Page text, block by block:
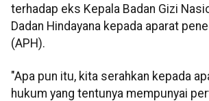
terhadap eks Kepala Badan Gizi
Dadan Hindayana kepada aparat
(APH).
"Apa pun itu, kita serahkan kepada
hukum yang tentunya mempunyai